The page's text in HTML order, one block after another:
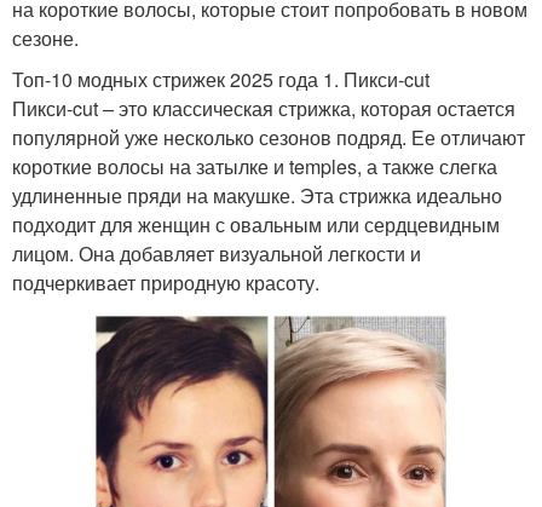
на короткие волосы, которые стоит попробовать в новом
сезоне.
Топ-10 модных стрижек 2025 года 1. Пикси-cut
Пикси-cut – это классическая стрижка, которая остается
популярной уже несколько сезонов подряд. Ее отличают
короткие волосы на затылке и temples, а также слегка
удлиненные пряди на макушке. Эта стрижка идеально
подходит для женщин с овальным или сердцевидным
лицом. Она добавляет визуальной легкости и
подчеркивает природную красоту.